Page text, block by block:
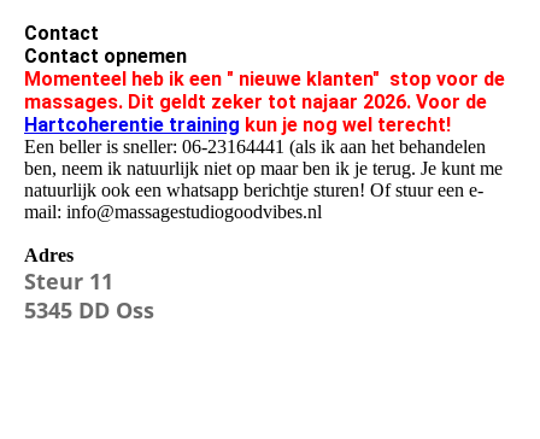
Contact
Contact opnemen
Momenteel heb ik een " nieuwe klanten" stop voor de
massages. Dit geldt zeker tot najaar 2026. Voor de
Hartcoherentie training kun je nog wel terecht!
Een beller is sneller: 06-23164441 (als ik aan het behandelen
ben, neem ik natuurlijk niet op maar ben ik je terug. Je kunt me
natuurlijk ook een whatsapp berichtje sturen! Of stuur een e-
mail: info@massagestudiogoodvibes.nl
Adres
Steur 11
5345 DD Oss